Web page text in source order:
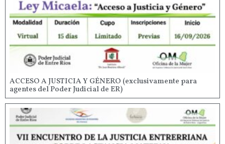
ACCESO A JUSTICIA Y GÉNERO (exclusivamente para
agentes del Poder Judicial de ER)